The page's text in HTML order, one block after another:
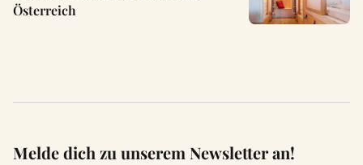
Österreich
Melde dich zu unserem Newsletter an!